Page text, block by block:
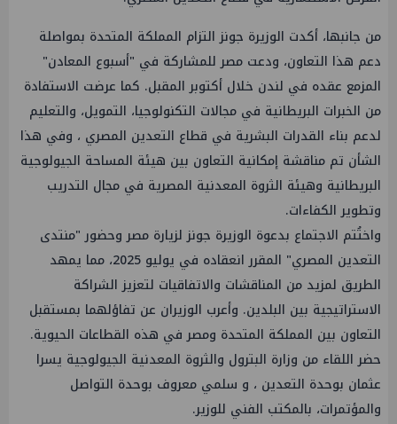
من جانبها، أكدت الوزيرة جونز التزام المملكة المتحدة بمواصلة
دعم هذا التعاون، ودعت مصر للمشاركة في "أسبوع المعادن"
المزمع عقده في لندن خلال أكتوبر المقبل. كما عرضت الاستفادة
من الخبرات البريطانية في مجالات التكنولوجيا، التمويل، والتعليم
لدعم بناء القدرات البشرية في قطاع التعدين المصري ، وفي هذا
الشأن تم مناقشة إمكانية التعاون بين هيئة المساحة الجيولوجية
البريطانية وهيئة الثروة المعدنية المصرية في مجال التدريب
وتطوير الكفاءات.
واختُتم الاجتماع بدعوة الوزيرة جونز لزيارة مصر وحضور "منتدى
التعدين المصري" المقرر انعقاده في يوليو 2025، مما يمهد
الطريق لمزيد من المناقشات والاتفاقيات لتعزيز الشراكة
الاستراتيجية بين البلدين. وأعرب الوزيران عن تفاؤلهما بمستقبل
التعاون بين المملكة المتحدة ومصر في هذه القطاعات الحيوية.
حضر اللقاء من وزارة البترول والثروة المعدنية الجيولوجية يسرا
عثمان بوحدة التعدين ، و سلمي معروف بوحدة التواصل
والمؤتمرات، بالمكتب الفني للوزير.